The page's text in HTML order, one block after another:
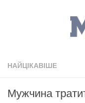
НАЙЦІКАВІШЕ
Мужчина